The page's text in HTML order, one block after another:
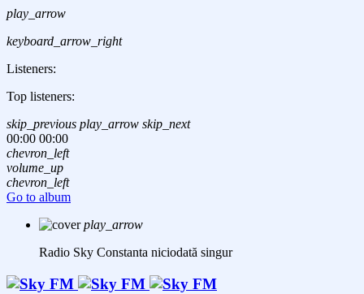
play_arrow
keyboard_arrow_right
Listeners:
Top listeners:
skip_previous play_arrow skip_next
00:00 00:00
chevron_left
volume_up
chevron_left
Go to album
play_arrow
Radio Sky Constanta niciodată singur